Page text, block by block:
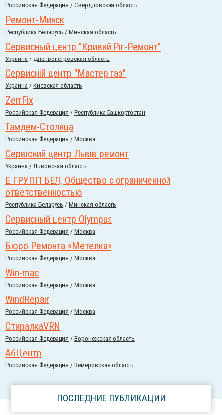
Российcкая Федерация /Свердловская область
Ремонт-Минск
Республика Беларусь /Минская область
Сервисный центр "Кривий Ріг-Ремонт"
Украина /Днепропетровская область
Сервисній центр "Мастер газ"
Украина /Киевская область
ZerrFix
Российcкая Федерация /Республика Башкортостан
Тамдем-Столица
Российcкая Федерация /Москва
Сервісний центр Львів ремонт
Украина /Львовская область
Е ГРУПП БЕЛ, Общество с ограниченной
ответственностью
Республика Беларусь /Минская область
Сервисный центр Olympus
Российcкая Федерация /Москва
Бюро Ремонта «Метелка»
Российcкая Федерация /Москва
Win-mac
Российcкая Федерация /Москва
WindRepair
Российcкая Федерация /Москва
СтиралкаVRN
Российcкая Федерация /Воронежская область
АбЦентр
Российcкая Федерация /Кемеровская область
ПОСЛЕДНИЕ ПУБЛИКАЦИИ